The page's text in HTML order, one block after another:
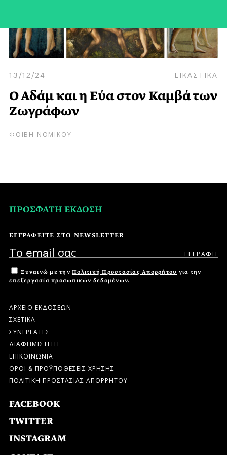
13/12/24 ΕΙΚΑΣΤΙΚΑ
Ο Αδάμ και η Εύα στον Καμβά των
Ζωγράφων
ΦΟΙΒΗ ΝΟΜΙΚΟΥ
ΠΡΟΣΦΑΤΗ ΕΚΔΟΣΗ
ΕΓΓΡΑΦΕΙΤΕ ΣΤΟ NEWSLETTER
Συναινώ με την Πολιτική Προστασίας Απορρήτου για την
επεξεργασία προσωπικών δεδομένων.
ΑΡΧΕΙΟ ΕΚΔΟΣΕΩΝ
ΣΧΕΤΙΚΑ
ΣΥΝΕΡΓΑΤΕΣ
ΔΙΑΦΗΜΙΣΤΕΙΤΕ
ΕΠΙΚΟΙΝΩΝΙΑ
ΟΡΟΙ & ΠΡΟΫΠΟΘΕΣΕΙΣ ΧΡΗΣΗΣ
ΠΟΛΙΤΙΚΗ ΠΡΟΣΤΑΣΙΑΣ ΑΠΟΡΡΗΤΟΥ
FACEBOOK
TWITTER
INSTAGRAM